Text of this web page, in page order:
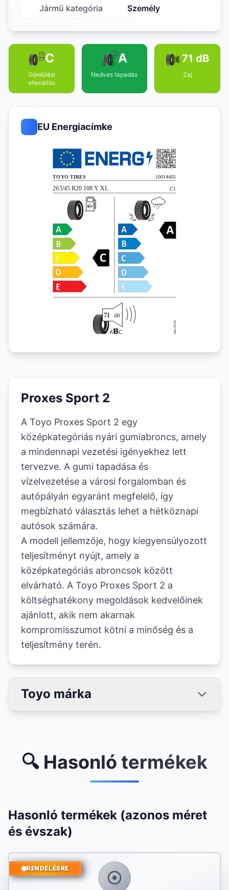
Jármű kategória Személy
C
Gördülési
ellenállás
A
Nedves tapadás
71 dB
Zaj
EU Energiacímke
Proxes Sport 2
A Toyo Proxes Sport 2 egy
középkategóriás nyári gumiabroncs, amely
a mindennapi vezetési igényekhez lett
tervezve. A gumi tapadása és
vízelvezetése a városi forgalomban és
autópályán egyaránt megfelelő, így
megbízható választás lehet a hétköznapi
autósok számára.
A modell jellemzője, hogy kiegyensúlyozott
teljesítményt nyújt, amely a
középkategóriás abroncsok között
elvárható. A Toyo Proxes Sport 2 a
költséghatékony megoldások kedvelőinek
ajánlott, akik nem akarnak
kompromisszumot kötni a minőség és a
teljesítmény terén.
Toyo márka
🔍 Hasonló termékek
Hasonló termékek (azonos méret
és évszak)
RENDELÉSRE